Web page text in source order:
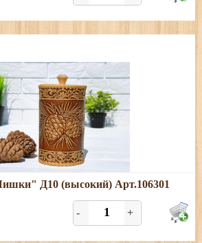
Подробнее
10,5 см; высота (с хватком) - 20 см
Д10 (высокий) Арт.106301
- +